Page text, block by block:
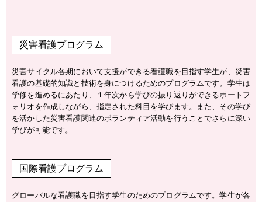
災害看護プログラム
災害サイクル各期において支援ができる看護職を目指す学生が、災害
看護の基礎的知識と技術を身につけるためのプログラムです。学生は
学修を進めるにあたり、１年次から学びの振り返りができるポートフ
ォリオを作成しながら、指定された科目を学びます。また、その学び
を活かした災害看護関連のボランティア活動を行うことでさらに深い
学びが可能です。
国際看護プログラム
グローバルな看護職を目指す学生のためのプログラムです。学生が各